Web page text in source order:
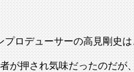
プロデューサーの高見剛史は
が押され気味だったのだ